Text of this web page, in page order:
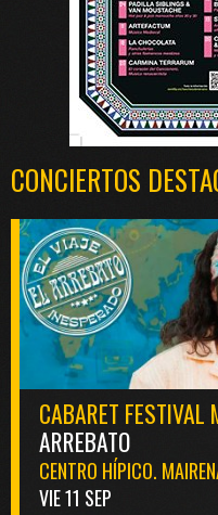
CONCIERTOS
CABARET
ARREBATO
CENTRO HÍPICO.
VIE 11 SEP